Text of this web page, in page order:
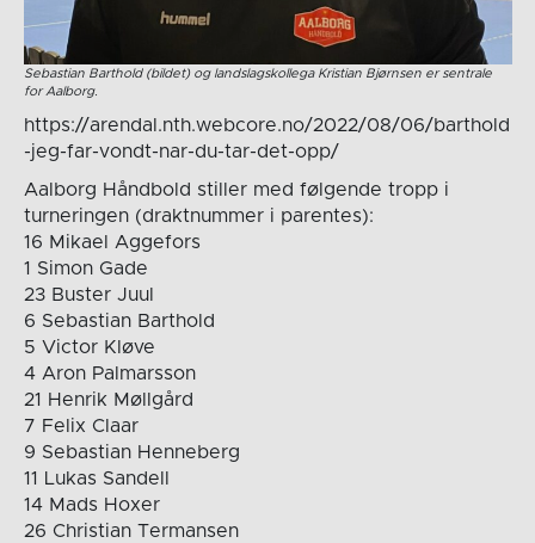
Sebastian Barthold (bildet) og landslagskollega Kristian Bjørnsen er sentrale
for Aalborg.
https://arendal.nth.webcore.no/2022/08/06/barthold
-jeg-far-vondt-nar-du-tar-det-opp/
Aalborg Håndbold stiller med følgende tropp i
turneringen (draktnummer i parentes):
16 Mikael Aggefors
1 Simon Gade
23 Buster Juul
6 Sebastian Barthold
5 Victor Kløve
4 Aron Palmarsson
21 Henrik Møllgård
7 Felix Claar
9 Sebastian Henneberg
11 Lukas Sandell
14 Mads Hoxer
26 Christian Termansen